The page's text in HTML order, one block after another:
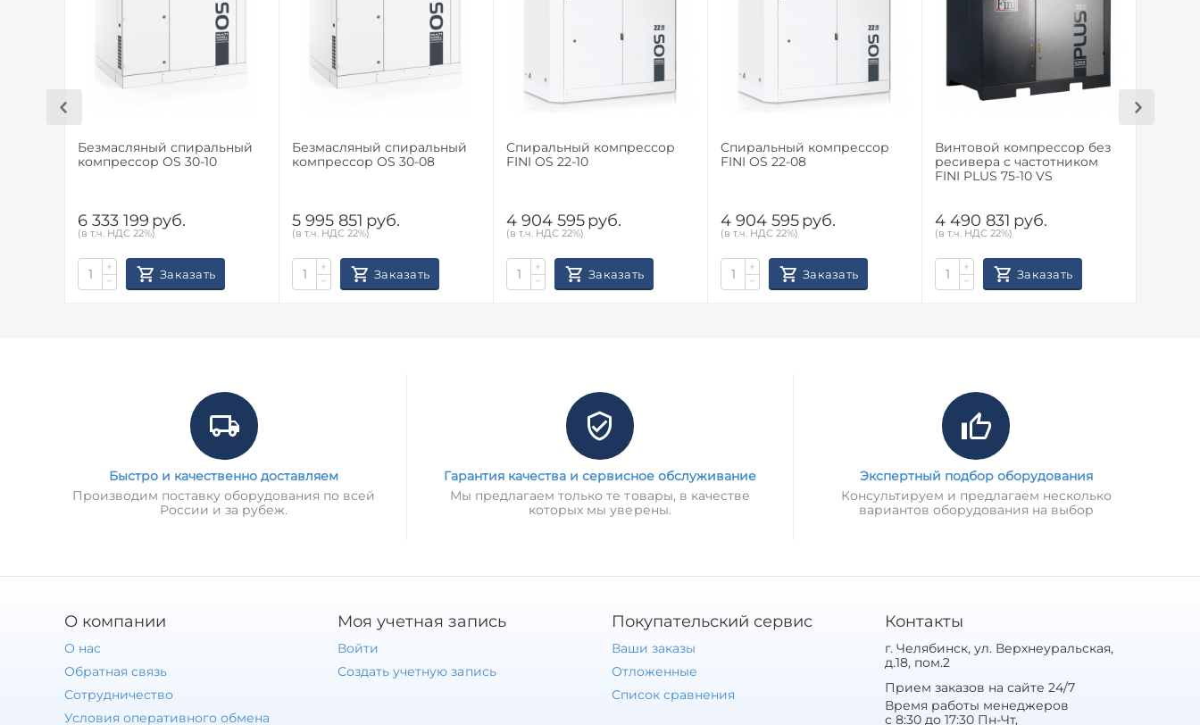
Безмасляный спиральный
компрессор OS 30-10
6 333 199 руб.
(в т.ч. НДС 22%)
+
−
Заказать
Безмасляный спиральный
компрессор OS 30-08
5 995 851 руб.
(в т.ч. НДС 22%)
+
−
Заказать
Спиральный компрессор
FINI OS 22-10
4 904 595руб.
(в т.ч. НДС 22%)
+
−
Заказать
Спиральный компрессор
FINI OS 22-08
4 904 595руб.
(в т.ч. НДС 22%)
+
−
Заказать
Винтовой компрессор без
ресивера с частотником
FINI PLUS 75-10 VS
4 490 831 руб.
(в т.ч. НДС 22%)
+
−
Заказать
Быстро и качественно доставляем
Производим поставку оборудования по всей
России и за рубеж.
Гарантия качества и сервисное обслуживание
Мы предлагаем только те товары, в качестве
которых мы уверены.
Экспертный подбор оборудования
Консультируем и предлагаем несколько
вариантов оборудования на выбор
О компании
О нас
Обратная связь
Сотрудничество
Условия оперативного обмена
Моя учетная запись
Войти
Создать учетную запись
Покупательский сервис
Ваши заказы
Отложенные
Список сравнения
Контакты
г. Челябинск, ул. Верхнеуральская,
д.18, пом.2
Прием заказов на сайте 24/7
Время работы менеджеров
с 8:30 до 17:30 Пн-Чт,